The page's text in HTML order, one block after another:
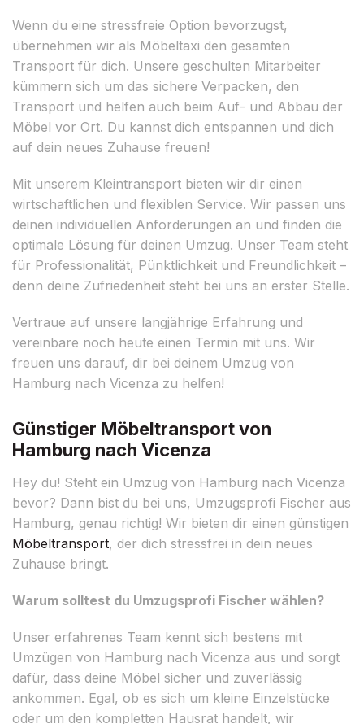
Wenn du eine stressfreie Option bevorzugst,
übernehmen wir als Möbeltaxi den gesamten
Transport für dich. Unsere geschulten Mitarbeiter
kümmern sich um das sichere Verpacken, den
Transport und helfen auch beim Auf- und Abbau der
Möbel vor Ort. Du kannst dich entspannen und dich
auf dein neues Zuhause freuen!
Mit unserem Kleintransport bieten wir dir einen
wirtschaftlichen und flexiblen Service. Wir passen uns
deinen individuellen Anforderungen an und finden die
optimale Lösung für deinen Umzug. Unser Team steht
für Professionalität, Pünktlichkeit und Freundlichkeit –
denn deine Zufriedenheit steht bei uns an erster Stelle.
Vertraue auf unsere langjährige Erfahrung und
vereinbare noch heute einen Termin mit uns. Wir
freuen uns darauf, dir bei deinem Umzug von
Hamburg nach Vicenza zu helfen!
Günstiger Möbeltransport von
Hamburg nach Vicenza
Hey du! Steht ein Umzug von Hamburg nach Vicenza
bevor? Dann bist du bei uns, Umzugsprofi Fischer aus
Hamburg, genau richtig! Wir bieten dir einen günstigen
Möbeltransport, der dich stressfrei in dein neues
Zuhause bringt.
Warum solltest du Umzugsprofi Fischer wählen?
Unser erfahrenes Team kennt sich bestens mit
Umzügen von Hamburg nach Vicenza aus und sorgt
dafür, dass deine Möbel sicher und zuverlässig
ankommen. Egal, ob es sich um kleine Einzelstücke
oder um den kompletten Hausrat handelt, wir